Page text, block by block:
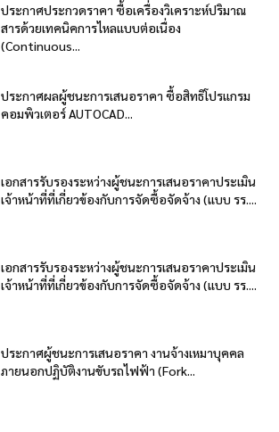
ประกาศประกวดราคา ซื้อเครื่องวิเคราะห์ปริมาณ
สารด้วยเทคนิคการไหลแบบต่อเนื่อง
(Continuous...
ประกาศผลผู้ชนะการเสนอราคา ซื้อสิทธิโปรแกรม
คอมพิวเตอร์ AUTOCAD...
เอกสารรับรองระหว่างผู้ชนะการเสนอราคาประเมิน
เจ้าหน้าที่ที่เกี่ยวข้องกับการจัดซื้อจัดจ้าง (แบบ รร....
เอกสารรับรองระหว่างผู้ชนะการเสนอราคาประเมิน
เจ้าหน้าที่ที่เกี่ยวข้องกับการจัดซื้อจัดจ้าง (แบบ รร....
ประกาศผู้ชนะการเสนอราคา งานจ้างเหมาบุคคล
ภายนอกปฏิบัติงานขับรถไฟฟ้า (Fork...